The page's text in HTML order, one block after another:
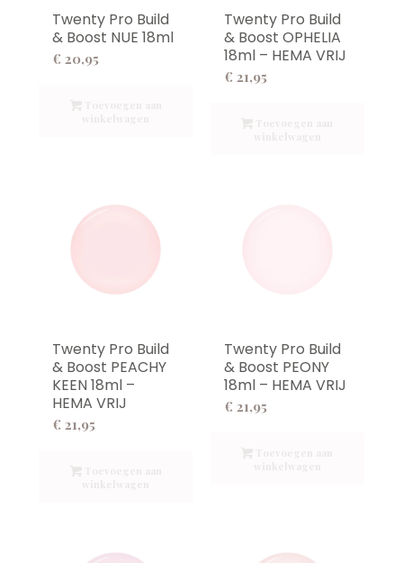
Twenty Pro Build
& Boost NUE 18ml
€ 20,95
Twenty Pro Build
& Boost OPHELIA
18ml – HEMA VRIJ
€ 21,95
Twenty Pro Build
& Boost PEACHY
KEEN 18ml –
HEMA VRIJ
€ 21,95
Twenty Pro Build
& Boost PEONY
18ml – HEMA VRIJ
€ 21,95